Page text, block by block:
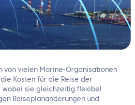
Sie uns
von vielen Marine-Organisationen
Kosten für die Reise der
wobei sie gleichzeitig flexibel
Reiseplanänderungen und